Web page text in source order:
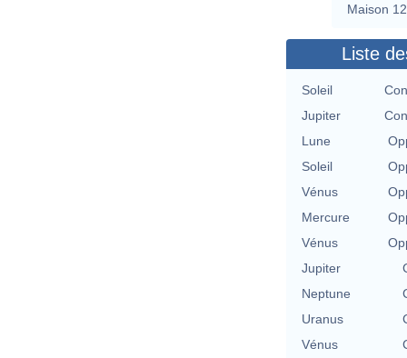
Maison 12
Liste
Soleil
Jupiter
Lune
Soleil
Vénus
Mercure
Vénus
Jupiter
Neptune
Uranus
Vénus